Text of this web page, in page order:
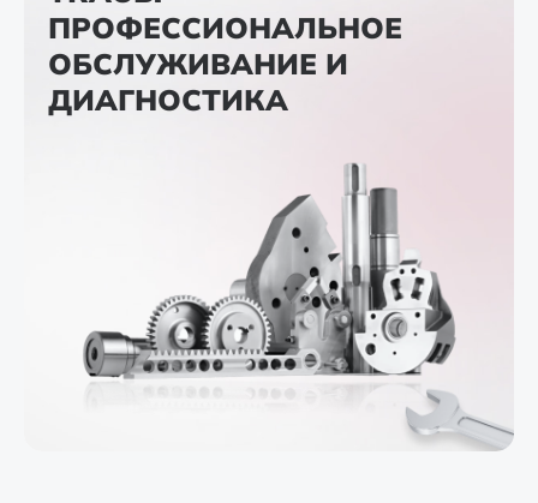
ПРОФЕССИОНАЛЬНОЕ
ОБСЛУЖИВАНИЕ И
ДИАГНОСТИКА